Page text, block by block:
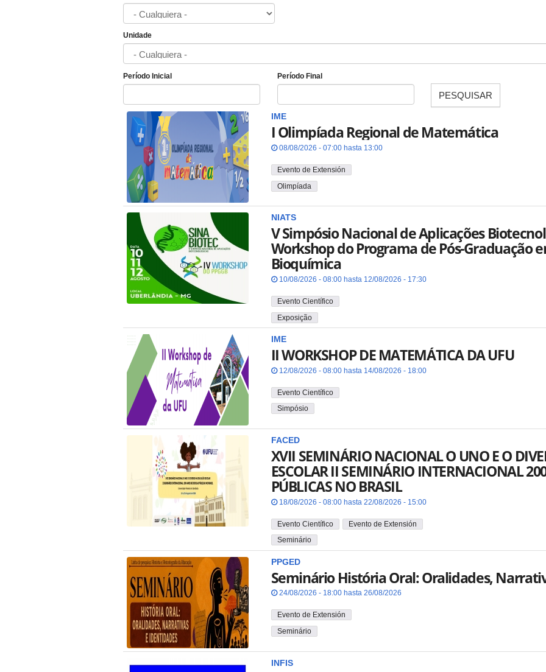
Unidade
Período Inicial
Fecha
Período Final
PESQUISAR
IME
I Olimpíada Regional de Matemática
08/08/2026 - 07:00 hasta 13:00
Evento de Extensión
Olimpíada
NIATS
V Simpósio Nacional de Aplicações
Workshop do Programa de Pós-Graduação
Bioquímica
10/08/2026 - 08:00 hasta 12/08/2026 - 17:30
Evento Científico
Exposição
IME
II WORKSHOP DE MATEMÁTICA DA UFU
12/08/2026 - 08:00 hasta 14/08/2026 - 18:00
Evento Científico
Simpósio
FACED
XVII SEMINÁRIO NACIONAL O UNO E O
ESCOLAR II SEMINÁRIO INTERNACIONAL
PÚBLICAS NO BRASIL
18/08/2026 - 08:00 hasta 22/08/2026 - 15:00
Evento Científico
Evento de Extensión
Seminário
PPGED
Seminário História Oral: Oralidades,
24/08/2026 - 18:00 hasta 26/08/2026
Evento de Extensión
Seminário
INFIS